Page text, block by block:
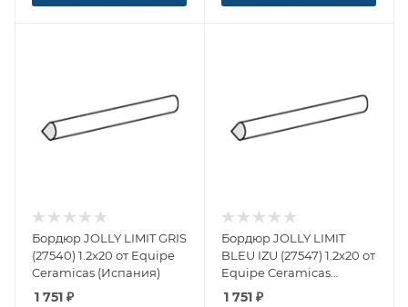
Бордюр JOLLY LIMIT GRIS
(27540) 1.2x20 от Equipe
Ceramicas (Испания)
1 751 ₽
Бордюр JOLLY LIMIT
BLEU IZU (27547) 1.2x20 от
Equipe Ceramicas
(Испания)
1 751 ₽